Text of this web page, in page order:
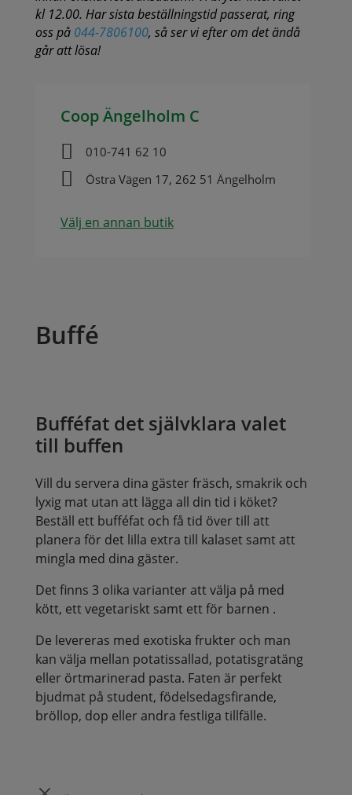
kl 12.00. Har sista beställningstid passerat, ring
oss på 044-7806100, så ser vi efter om det ändå
går att lösa!
Coop Ängelholm C
 010-741 62 10
 Östra Vägen 17, 262 51 Ängelholm
Välj en annan butik
Buffé
Bufféfat det självklara valet
till buffen
Vill du servera dina gäster fräsch, smakrik och
lyxig mat utan att lägga all din tid i köket?
Beställ ett bufféfat och få tid över till att
planera för det lilla extra till kalaset samt att
mingla med dina gäster.
Det finns 3 olika varianter att välja på med
kött, ett vegetariskt samt ett för barnen .
De levereras med exotiska frukter och man
kan välja mellan potatissallad, potatisgratäng
eller örtmarinerad pasta. Faten är perfekt
bjudmat på student, födelsedagsfirande,
bröllop, dop eller andra festliga tillfälle.